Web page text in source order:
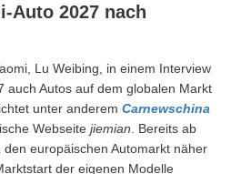
Auto 2027 nach
Lu Weibing, in einem Interview
auch Autos auf dem globalen Markt
unter anderem Carnewschina
Webseite jiemian . Bereits ab
europäischen Automarkt näher
der eigenen Modelle